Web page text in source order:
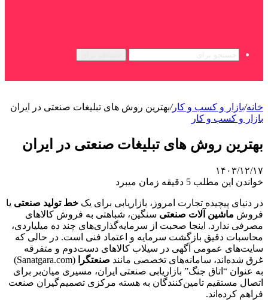
خانه/بازار و کسب و کار/بهترین روش های تبلیغات صنعتی در ایران
بازار و کسب و کار
بهترین روش های تبلیغات صنعتی در ایران
۱۴۰۳/۱۲/۱۷
خواندن این مطلب 5 دقیقه زمان میبرد
در دنیای پیچیده تجارت امروز، بازاریابی برای یک خط تولید صنعتی یا
فروش ماشین آلات صنعتی سنگین، شباهتی به فروش کالاهای
مصرفی ندارد. اینجا صحبت از سرمایه‌گذاری‌های چند ده میلیاردی،
محاسبات دقیق بازگشت سرمایه و اعتماد فنی است. در حالی که
سایت‌های عمومی آگهی در سیلاب کالاهای دست‌دوم و متفرقه
غرق شده‌اند، سامانه‌های تخصصی مانند صنعتگرا
(Sanatgara.com)
به عنوان “اتاق جنگ” بازاریابی صنعتی ایران، مسیری میان‌بر برای
اتصال مستقیم تامین‌کنندگان به هسته مرکزی تصمیم‌گیران صنعت
فراهم کرده‌اند.